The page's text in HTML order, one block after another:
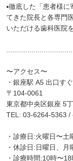
▪徹底した「患者様
てきた院長と各専門
いただける歯科医院
〜アクセス〜
・銀座駅 A5 出口すぐ
〒104-0061
東京都中央区銀座 5
TEL: 03-6264-5363 /
・診療日:火曜日〜土
・休診日:日曜日、月
・診療時間:10時〜